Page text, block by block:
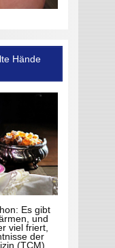
Hände
Es gibt
und
viel friert,
der
(TCM)